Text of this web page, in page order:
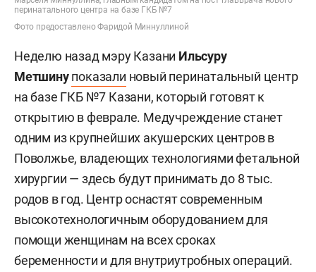
перинатального центра на базе ГКБ №7
Фото предоставлено Фаридой Миннуллиной
Неделю назад мэру Казани Ильсуру
Метшинупоказали новый перинатальный центр
на базе ГКБ №7 Казани, который готовят к
открытию в феврале. Медучреждение станет
одним из крупнейших акушерских центров в
Поволжье, владеющих технологиями фетальной
хирургии — здесь будут принимать до 8 тыс.
родов в год. Центр оснастят современным
высокотехнологичным оборудованием для
помощи женщинам на всех сроках
беременности и для внутриутробных операций.